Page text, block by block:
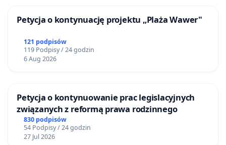
Petycja o kontynuację projektu „Plaża Wawer"
121 podpisów
119 Podpisy / 24 godzin
6 Aug 2026
Petycja o kontynuowanie prac legislacyjnych
związanych z reformą prawa rodzinnego
830 podpisów
54 Podpisy / 24 godzin
27 Jul 2026